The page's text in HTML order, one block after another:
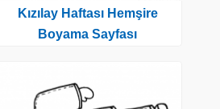
Kızılay Haftası Hemşire
Boyama Sayfası